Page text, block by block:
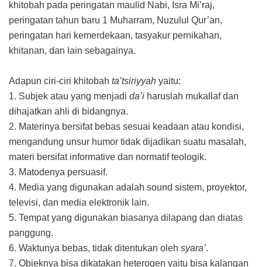
khitobah pada peringatan maulid Nabi, Isra Mi’raj,
peringatan tahun baru 1 Muharram, Nuzulul Qur’an,
peringatan hari kemerdekaan, tasyakur pernikahan,
khitanan, dan lain sebagainya.
Adapun ciri-ciri khitobah ta’tsiriyyah yaitu:
1. Subjek atau yang menjadi da’i haruslah mukallaf dan
dihajatkan ahli di bidangnya.
2. Materinya bersifat bebas sesuai keadaan atau kondisi,
mengandung unsur humor tidak dijadikan suatu masalah,
materi bersifat informative dan normatif teologik.
3. Matodenya persuasif.
4. Media yang digunakan adalah sound sistem, proyektor,
televisi, dan media elektronik lain.
5. Tempat yang digunakan biasanya dilapang dan diatas
panggung.
6. Waktunya bebas, tidak ditentukan oleh syara’.
7. Objeknya bisa dikatakan heterogen yaitu bisa kalangan